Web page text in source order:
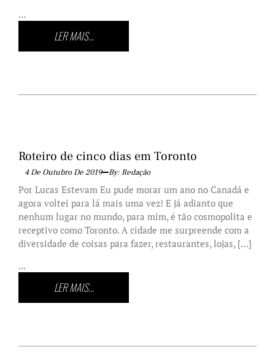
...
LER MAIS...
Roteiro de cinco dias em Toronto
4 De Outubro De 2019 By: Redação
Por Lucas Estevam Eu pude morar um ano no Canadá e
agora voltei para lá mais uma vez! E já adianto que
nenhum lugar no mundo, para mim, é tão cosmopolita e
receptivo como Toronto. A cidade me surpreende com a
diversidade de coisas para fazer, restaurantes, lojas, […]
...
LER MAIS...